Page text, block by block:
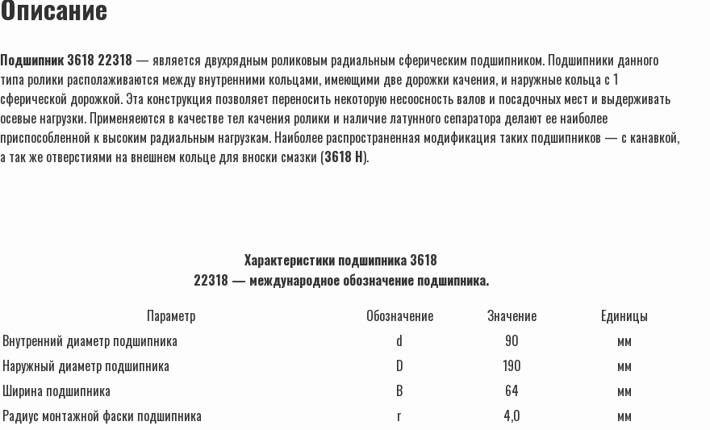
Описание
Подшипник 3618 22318 — является двухрядным роликовым радиальным сферическим подшипником. Подшипники данного
типа ролики располаживаются между внутренними кольцами, имеющими две дорожки качения, и наружные кольца с 1
сферической дорожкой. Эта конструкция позволяет переносить некоторую несоосность валов и посадочных мест и выдерживать
осевые нагрузки. Применяеются в качестве тел качения ролики и наличие латунного сепаратора делают ее наиболее
приспособленной к высоким радиальным нагрузкам. Наиболее распространенная модификация таких подшипников — с канавкой,
а так же отверстиями на внешнем кольце для вноски смазки (3618 Н).
Характеристики подшипника 3618
22318 — международное обозначение подшипника.
Параметр
Обозначение Значение
Единицы
Внутренний диаметр подшипника
d 90
мм
Наружный диаметр подшипника
D 190
мм
Ширина подшипника
В 64
мм
Радиус монтажной фаски подшипника
r 4,0
мм